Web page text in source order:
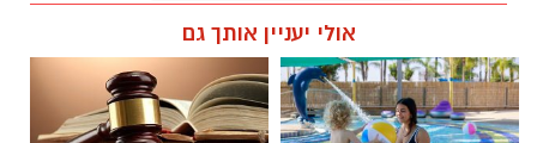
תגים:משטרה
חוויית הקיץ המושלמת: הכל
במקום אחד ברשת הקאנטרי-
☎ לחצו כאן לרשימת עורכי דין
בבאר שבע - אינדקס באר שבע